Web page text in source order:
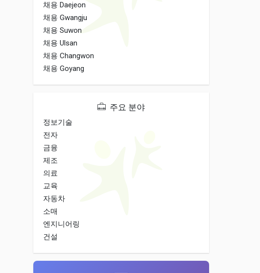
채용 Daejeon
채용 Gwangju
채용 Suwon
채용 Ulsan
채용 Changwon
채용 Goyang
주요 분야
정보기술
전자
금융
제조
의료
교육
자동차
소매
엔지니어링
건설